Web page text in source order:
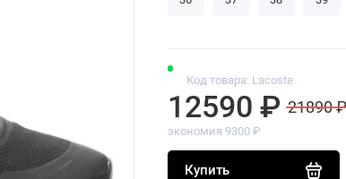
Код товара: Lacoste
12590 ₽ 21890 ₽
экономия 9300 ₽
Купить